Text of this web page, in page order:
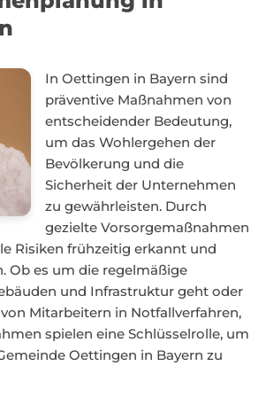
In Oettingen in Bayern sind
präventive Maßnahmen von
entscheidender Bedeutung,
um das Wohlergehen der
Bevölkerung und die
Sicherheit der Unternehmen
zu gewährleisten. Durch
gezielte Vorsorgemaßnahmen
Risiken frühzeitig erkannt und
Ob es um die regelmäßige
und Infrastruktur geht oder
Mitarbeitern in Notfallverfahren,
spielen eine Schlüsselrolle, um
Oettingen in Bayern zu